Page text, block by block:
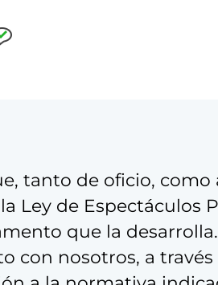
tanto de oficio, como
Ley de Espectáculos
que la
con nosotros, a través